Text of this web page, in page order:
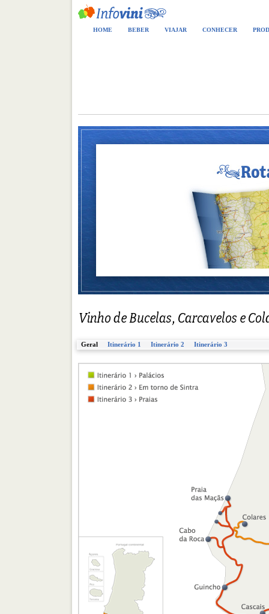
HOME BEBER VIAJAR CONHECER
Geral Itinerário 1 Itinerário 2 Itinerário 3